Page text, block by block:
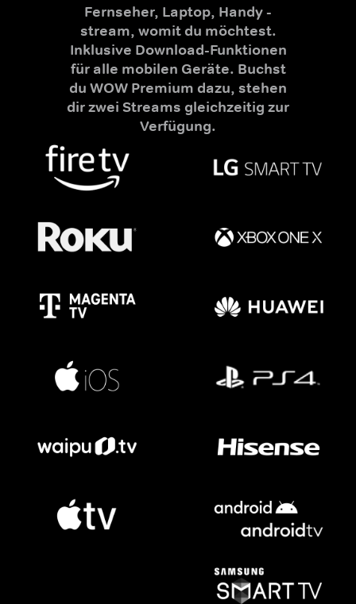
Fernseher, Laptop, Handy -
stream, womit du möchtest.
Inklusive Download-Funktionen
für alle mobilen Geräte. Buchst
du WOW Premium dazu, stehen
dir zwei Streams gleichzeitig zur
Verfügung.